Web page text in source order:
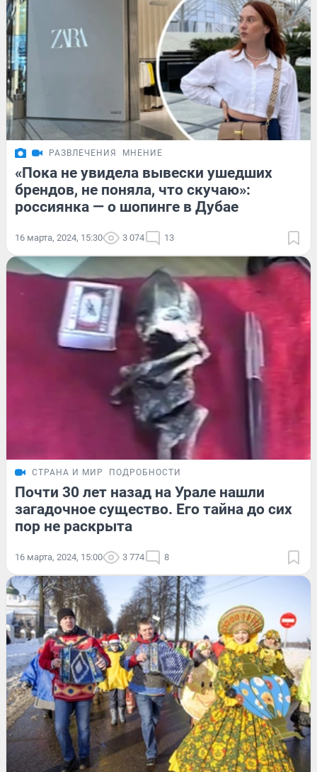
РАЗВЛЕЧЕНИЯ МНЕНИЕ
«Пока не увидела вывески ушедших
брендов, не поняла, что скучаю»:
россиянка — о шопинге в Дубае
16 марта, 2024, 15:30 3 074 13
СТРАНА И МИР ПОДРОБНОСТИ
Почти 30 лет назад на Урале нашли
загадочное существо. Его тайна до сих
пор не раскрыта
16 марта, 2024, 15:00 3 774 8